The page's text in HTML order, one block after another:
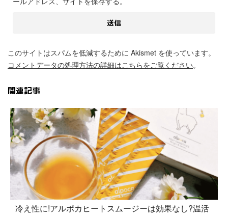
このサイトはスパムを低減するために Akismet を使っています。
コメントデータの処理方法の詳細はこちらをご覧ください。
関連記事
冷え性に!アルポカヒートスムージーは効果なし?温活